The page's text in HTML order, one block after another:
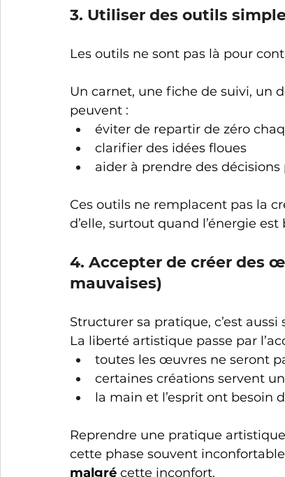
3. Utiliser des outils
Les outils ne sont pas là pour
Un carnet, une fiche de suivi, un
peuvent :
éviter de repartir de zéro
clarifier des idées floues
aider à prendre des
Ces outils ne remplacent pas la
d’elle, surtout quand l’énergie
4. Accepter de créer des
mauvaises)
Structurer sa pratique, c’est
La liberté artistique passe par
toutes les œuvres ne seront
certaines créations servent
la main et l’esprit ont besoin
Reprendre une pratique
cette phase souvent
malgré cette inconfort.